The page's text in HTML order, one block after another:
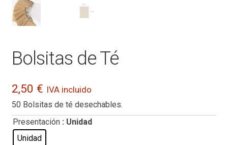
Bolsitas de Té
2,50 € IVA incluido
50 Bolsitas de té desechables.
Presentación : Unidad
Unidad